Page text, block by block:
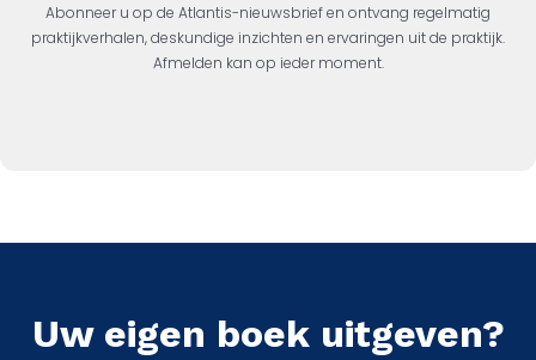
Abonneer u op de Atlantis-nieuwsbrief en ontvang regelmatig
praktijkverhalen, deskundige inzichten en ervaringen uit de praktijk.
Afmelden kan op ieder moment.
Uw eigen boek uitgeven?